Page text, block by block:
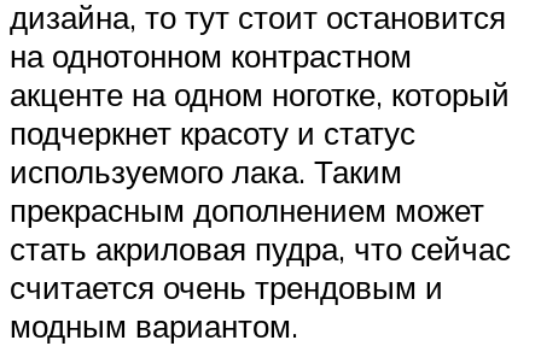
дизайна, то тут стоит остановится
на однотонном контрастном
акценте на одном ноготке, который
подчеркнет красоту и статус
используемого лака. Таким
прекрасным дополнением может
стать акриловая пудра, что сейчас
считается очень трендовым и
модным вариантом.